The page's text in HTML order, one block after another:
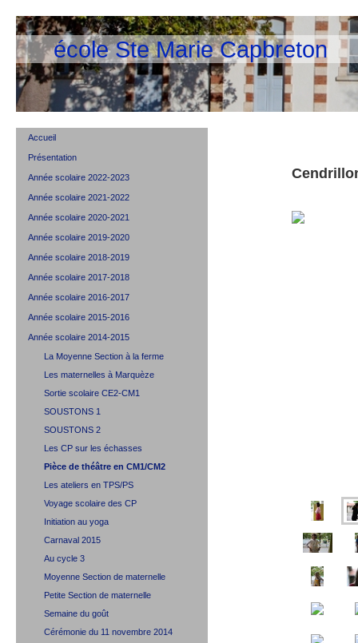
école Ste Marie Capbreton
Accueil
Présentation
Année scolaire 2022-2023
Année scolaire 2021-2022
Année scolaire 2020-2021
Année scolaire 2019-2020
Année scolaire 2018-2019
Année scolaire 2017-2018
Année scolaire 2016-2017
Année scolaire 2015-2016
Année scolaire 2014-2015
La Moyenne Section à la ferme
Les maternelles à Marquèze
Sortie scolaire CE2-CM1
SOUSTONS 1
SOUSTONS 2
Les CP sur les échasses
Pièce de théâtre en CM1/CM2
Les ateliers en TPS/PS
Voyage scolaire des CP
Initiation au yoga
Carnaval 2015
Au cycle 3
Moyenne Section de maternelle
Petite Section de maternelle
Semaine du goût
Cérémonie du 11 novembre 2014